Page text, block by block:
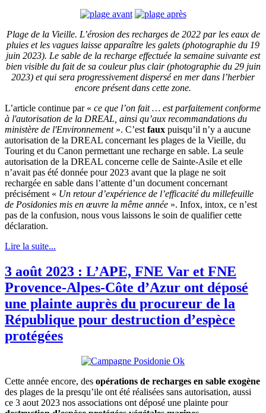
Plage de la Vieille. L’érosion des recharges de 2022 par les eaux de
pluies et les vagues laisse apparaître les galets (photographie du 19
juin 2023). Le sable de la recharge effectuée la semaine suivante est
bien visible du fait de sa couleur plus clair (photographie du 29 juin
2023) et qui sera progressivement dispersé en mer dans l’herbier
encore présent dans cette zone.
L’article continue par « ce que l’on fait … est parfaitement conforme
à l'autorisation de la DREAL, ainsi qu’aux recommandations du
ministère de l'Environnement». C’est faux puisqu’il n’y a aucune
autorisation de la DREAL concernant les plages de la Vieille, du
Touring et du Canon permettant une recharge en sable. La seule
autorisation de la DREAL concerne celle de Sainte-Asile et elle
n’avait pas été donnée pour 2023 avant que la plage ne soit
rechargée en sable dans l’attente d’un document concernant
précisément « Un retour d’expérience de l’efficacité du millefeuille
de Posidonies mis en œuvre la même année ». Infox, intox, ce n’est
pas de la confusion, nous vous laissons le soin de qualifier cette
déclaration.
Lire la suite...
3 août 2023 : L’APE, FNE Var et FNE
Provence-Alpes-Côte d’Azur ont déposé
une plainte auprès du procureur de la
République pour destruction d’espèce
protégées
Cette année encore, des opérations de recharges en sable exogène
des plages de la presqu’ile ont été réalisées sans autorisation, aussi
ce 3 aout 2023 nos associations ont déposé une plainte pour